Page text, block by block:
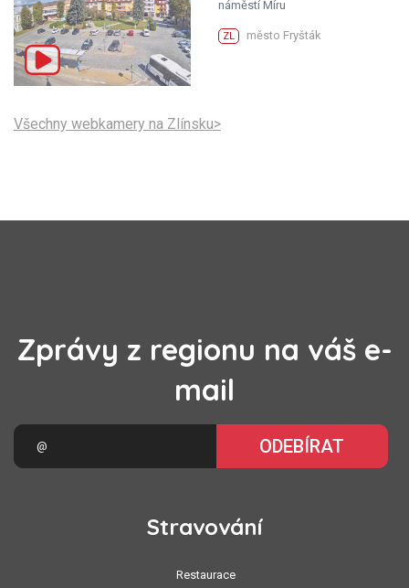
náměstí Míru
ZL město Fryšták
Všechny webkamery na Zlínsku>
Zprávy z regionu na váš e-
mail
ODEBÍRAT
Stravování
Restaurace